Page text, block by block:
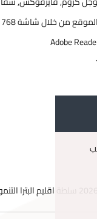
شاشة 768 × 1366